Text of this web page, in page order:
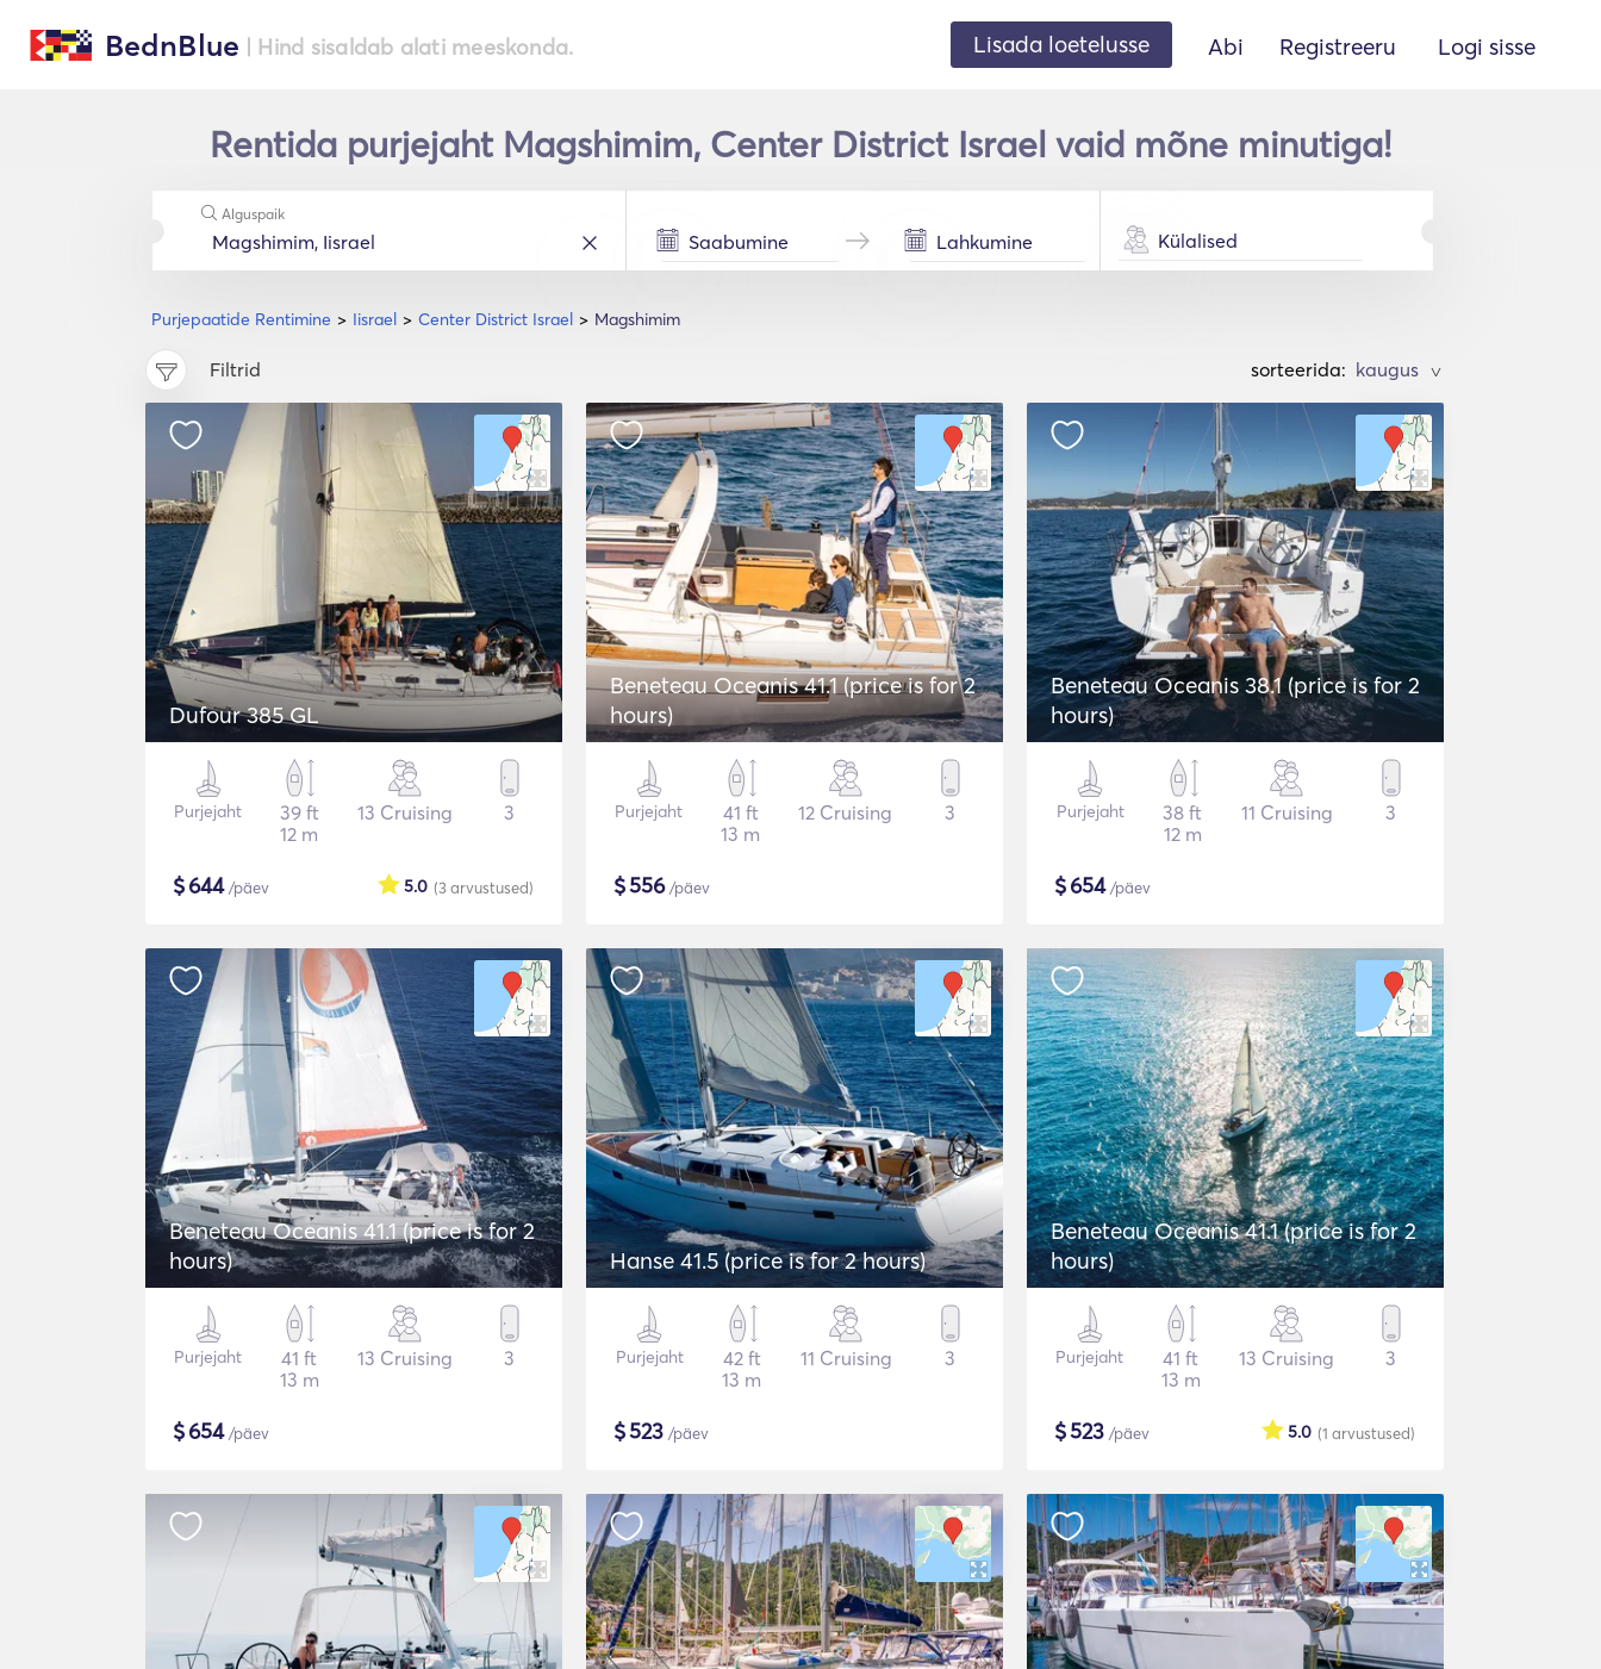
BednBlue | Hind sisaldab alati meeskonda. Lisada loetelusse Abi Registreeru Logi sisse
Rentida purjejaht Magshimim, Center District Israel vaid mõne minutiga!
Purjepaatide Rentimine Iisrael Center District Israel Magshimim
Alguspaik
Külalised
Filtrid sorteerida: >
Dufour 385 GL
Purjejaht
39 ft
12 m
13 Cruising 3
$644/päev (3arvustused)
5.0
Beneteau Oceanis 41.1 (price is for 2
hours)
Purjejaht
41 ft
13 m
12 Cruising 3
$556/päev
Beneteau Oceanis 38.1 (price is for 2
hours)
Purjejaht
38 ft
12 m
11 Cruising 3
$654/päev
Beneteau Oceanis 41.1 (price is for 2
hours)
Purjejaht
41 ft
13 m
13 Cruising 3
$654/päev
Hanse 41.5 (price is for 2 hours)
Purjejaht
42 ft
13 m
11 Cruising 3
$523 /päev
Beneteau Oceanis 41.1 (price is for 2
hours)
Purjejaht
41 ft
13 m
13 Cruising 3
$523 /päev (1 arvustused)
5.0